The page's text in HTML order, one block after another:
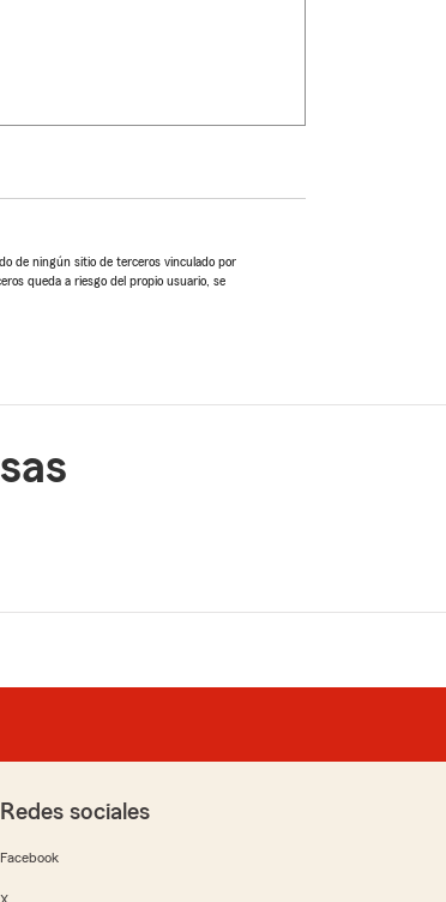
de ningún sitio de terceros vinculado por
queda a riesgo del propio usuario, se
Redes sociales
Facebook